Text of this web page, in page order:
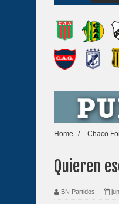
Home / Chaco
Quieren
BN Partidos